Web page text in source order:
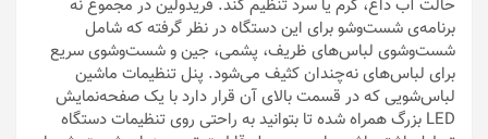
حالت آب داغ، گرم یا سرد تنظیم کند. فریدولین در مجموع نه
برنامه‌ی شست‌وشو برای این دستگاه در نظر گرفته که شامل
شست‌وشوی لباس‌های ظریف، پشمی، جین و شست‌وشوی سریع
برای لباس‌های نه‌چندان کثیف می‌شود. پنل تنظیمات ماشین
لباس‌شویی که در قسمت بالای آن قرار دارد با یک صفحه‌نمایش
LED بزرگ همراه شده تا بتوانید به راحتی روی تنظیمات دستگاه